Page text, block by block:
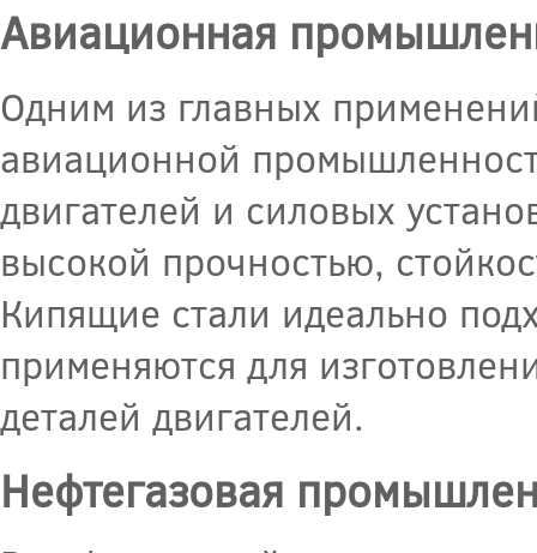
Авиационная
Одним из главных
авиационной
двигателей и силовых
высокой прочностью,
Кипящие стали идеально
применяются для
деталей двигателей.
Нефтегазовая